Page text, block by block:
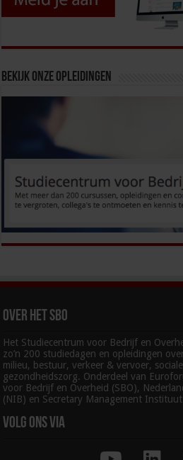
Bekijk onze opleidingen
Over het SBO
Het Studiecentrum voor Bedrijf en
zo’n 200 studiedagen en opleidingen
milieu, bestuur, verkeer & vervoer,
gezondheidszorg. Onderdeel van
voor Bedrijf en Overheid (SBO),
(NIB) en Secretary Management
Volg ons via